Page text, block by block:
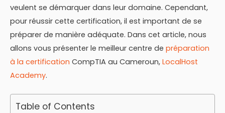
veulent se démarquer dans leur domaine. Cependant,
pour réussir cette certification, il est important de se
préparer de manière adéquate. Dans cet article, nous
allons vous présenter le meilleur centre de préparation
à la certification CompTIA au Cameroun, LocalHost
Academy.
Table of Contents